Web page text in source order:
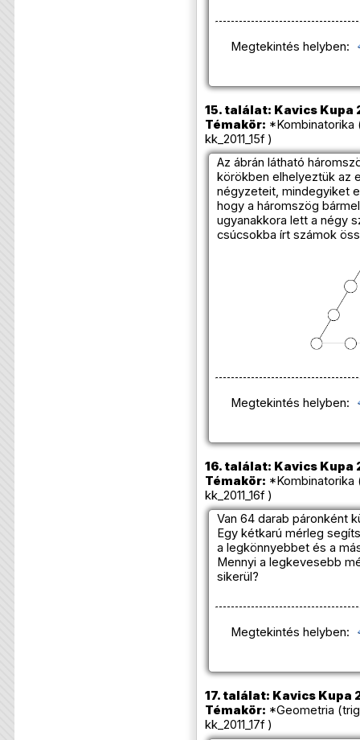
Megtekintés helyben:
15. találat: Kavics Kupa
Témakör:
kk_2011_15f )
Az ábrán látható
körökben elhelyeztük az
négyzeteit, mindegyiket
hogy a háromszög
ugyanakkora lett a négy
csúcsokba írt számok
Megtekintés helyben:
16. találat: Kavics Kupa
Témakör:
kk_2011_16f )
Van 64 darab páronként
Egy kétkarú mérleg
a legkönnyebbet és a
Mennyi a legkevesebb
sikerül?
Megtekintés helyben:
17. találat: Kavics Kupa
Témakör: *Geometria
kk_2011_17f )